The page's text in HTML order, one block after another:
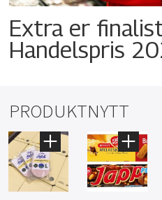
Extra er
Handelspris
PRODUKTNYTT